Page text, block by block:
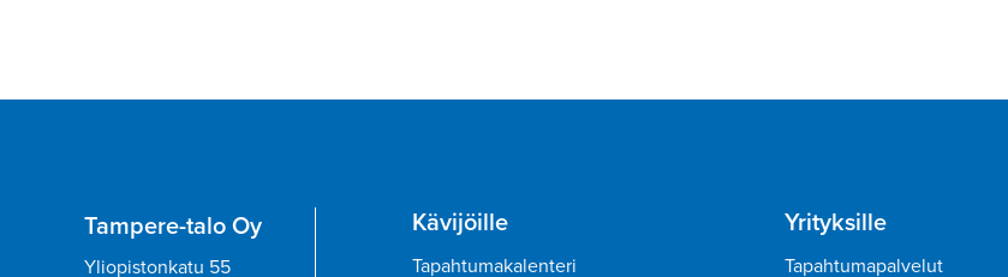
Tampere-talo Oy
Yliopistonkatu 55
Kävijöille
Tapahtumakalenteri
Yrityksille
Tapahtumapalvelut